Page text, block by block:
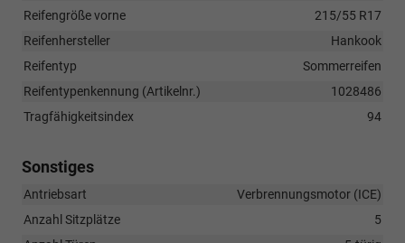
Reifengröße vorne
215/55 R17
Reifenhersteller
Hankook
Reifentyp
Sommerreifen
Reifentypenkennung (Artikelnr.)
1028486
Tragfähigkeitsindex
94
Sonstiges
Antriebsart
Verbrennungsmotor (ICE)
Anzahl Sitzplätze
5